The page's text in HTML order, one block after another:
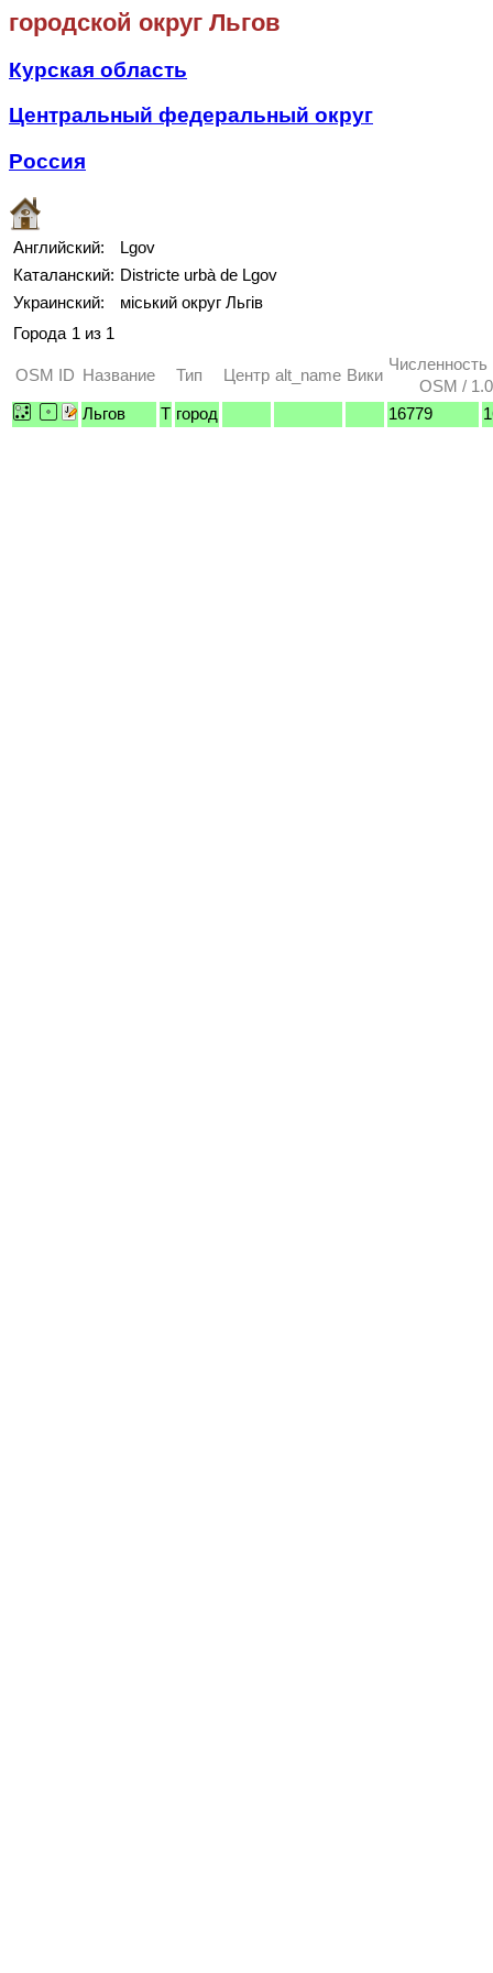
городской округ Льгов
Курская область
Центральный федеральный округ
Россия
Английский:
Lgov
Каталанский: Districte urbà de Lgov
Украинский:
міський округ Льгів
Города 1 из 1
OSM ID Название Тип Центр alt_name Вики
Численность
OSM /
Льгов
T город 16779